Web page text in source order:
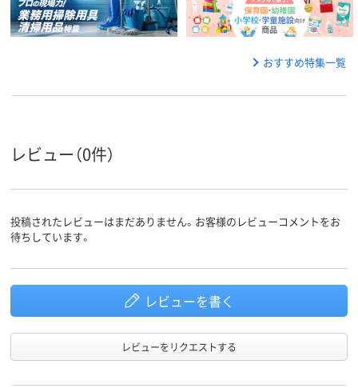
おすすめ特集一覧
レビュー（0件）
投稿されたレビューはまだありません。お客様のレビューコメントをお
待ちしています。
レビューを書く
レビューをリクエストする